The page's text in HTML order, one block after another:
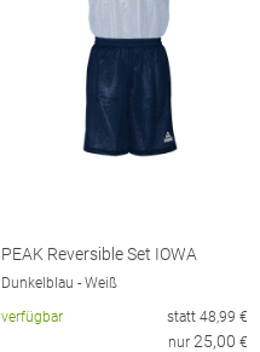
PEAK Reversible Set IOWA
Dunkelblau - Weiß
verfügbar
statt 48,99 €
nur 25,00 €